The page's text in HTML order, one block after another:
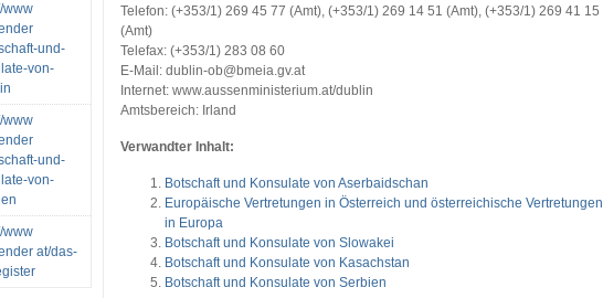
Telefon: (+353/1) 269 45 77 (Amt), (+353/1) 269 14 51 (Amt), (+353/1) 269 41 15
(Amt)
Telefax: (+353/1) 283 08 60
E-Mail: dublin-ob@bmeia.gv.at
Internet: www.aussenministerium.at/dublin
Amtsbereich: Irland
Verwandter Inhalt:
Botschaft und Konsulate von Aserbaidschan
Europäische Vertretungen in Österreich und österreichische Vertretungen
in Europa
Botschaft und Konsulate von Slowakei
Botschaft und Konsulate von Kasachstan
Botschaft und Konsulate von Serbien
www
und-
von-
www
und-
von-
www
at/das-